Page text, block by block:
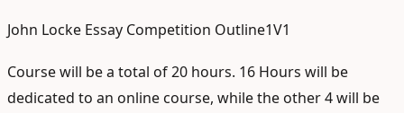
John Locke Essay Competition Outline1V1
Course will be a total of 20 hours. 16 Hours will be
dedicated to an online course, while the other 4 will be